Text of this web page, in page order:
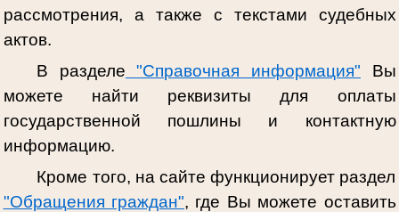
рассмотрения, а также с текстами судебных
актов.
В разделе "Справочная информация" Вы
можете найти реквизиты для оплаты
государственной пошлины и контактную
информацию.
Кроме того, на сайте функционирует раздел
"Обращения граждан", где Вы можете оставить